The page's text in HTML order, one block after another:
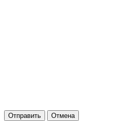
Отправить Отмена